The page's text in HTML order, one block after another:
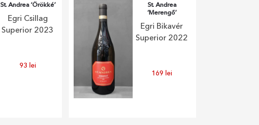
St. Andrea ‘Örökké’
Egri Csillag
Superior 2023
93 lei
St. Andrea
‘Merengő’
Egri Bikavér
Superior 2022
169 lei